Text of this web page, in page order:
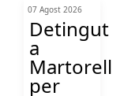
07 Agost 2026
Detingut
a
Martorell
per